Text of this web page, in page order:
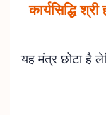
कार्यसिद्धि
यह मंत्र छोटा है